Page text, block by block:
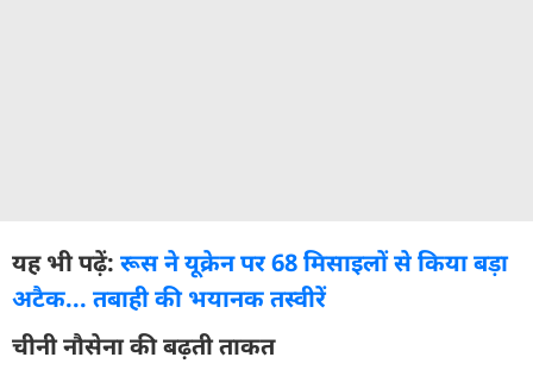
यह भी पढ़ें: रूस ने यूक्रेन पर 68 मिसाइलों से किया बड़ा
अटैक... तबाही की भयानक तस्वीरें
चीनी नौसेना की बढ़ती ताकत